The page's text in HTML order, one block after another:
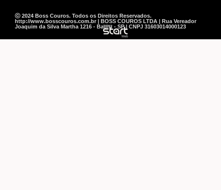
ⓒ 2024 Boss Couros. Todos os Direitos Reservados.
http://www.bosscouros.com.br | BOSS COUROS LTDA | Rua Vereador
Joaquim da Silva Martha 1216 - Bauru - SP | CNPJ 31603014000123